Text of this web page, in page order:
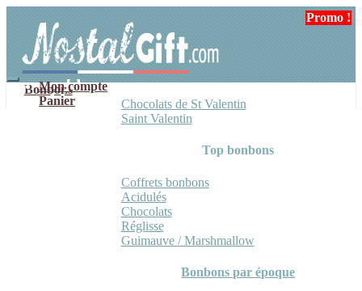
navigation
contenu
Mon compte
Panier
Bonbons
Chocolats de St Valentin
Saint Valentin
Top bonbons
Coffrets bonbons
Acidulés
Chocolats
Réglisse
Guimauve / Marshmallow
Bonbons par époque
Promo !